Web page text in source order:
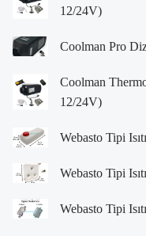
12/24V)
Coolman Pro
Coolman
12/24V)
Webasto Tipi
Webasto Tipi
Webasto Tipi